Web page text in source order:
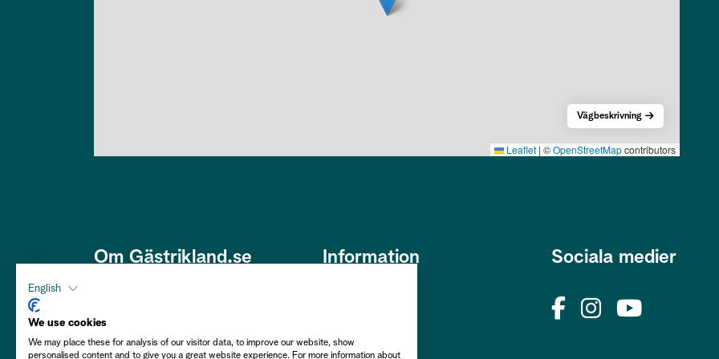
Leaflet | ©OpenStreetMapcontributors
Vägbeskrivning
Om Gästrikland.se
Ek. Förening i ett samarbete med
Gästrikekommunerna i syfte att
Information
Hållbarhetspolicy
Sociala medier
English
We use cookies
We may place these for analysis of our visitor data, to improve our website, show
personalised content and to give you a great website experience. For more information about